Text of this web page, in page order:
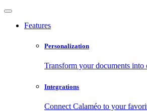
Features
Personalization
Transform your documents into
Integrations
Connect Calaméo to your